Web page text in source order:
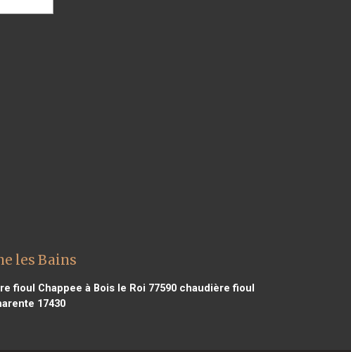
les Bains
fioul Chappee à Bois le Roi 77590chaudière fioul
17430